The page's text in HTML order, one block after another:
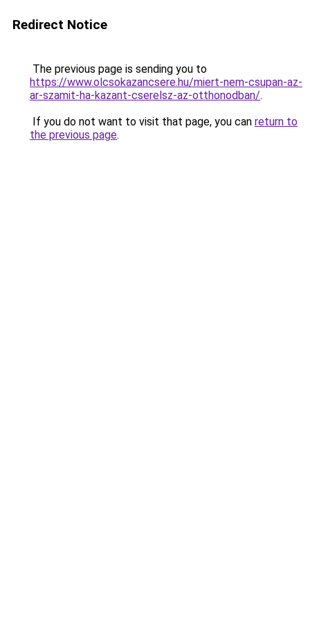
Redirect Notice
The previous page is sending you to
https://www.olcsokazancsere.hu/miert-nem-csupan-az-
ar-szamit-ha-kazant-cserelsz-az-otthonodban/.
If you do not want to visit that page, you can return to
the previous page.